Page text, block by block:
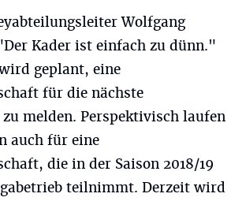
Wolfgang
Kader ist einfach zu dünn."
geplant, eine
für die nächste
melden. Perspektivisch laufen
auch für eine
die in der Saison 2018/19
teilnimmt. Derzeit wird